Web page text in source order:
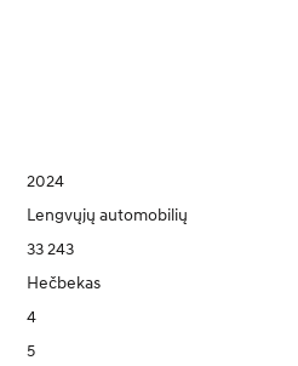
2024
Lengvųjų automobilių
33 243
Hečbekas
4
5